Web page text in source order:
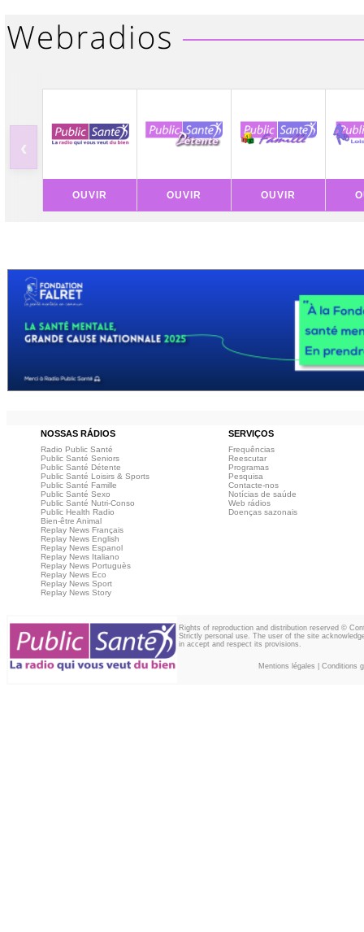
‹
OUVIR OUVIR OUVIR
NOSSAS RÁDIOS SERVIÇOS
Radio Public Santé
Public Santé Seniors
Public Santé Détente
Public Santé Loisirs & Sports
Public Santé Famille
Public Santé Sexo
Public Santé Nutri-Conso
Public Health Radio
Bien-être Animal
Replay News Français
Replay News English
Replay News Espanol
Replay News Italiano
Replay News Portuguès
Replay News Eco
Replay News Sport
Replay News Story
Frequências
Reescutar
Programas
Pesquisa
Contacte-nos
Notícias de saúde
Web rádios
Doenças sazonais
Rights of reproduction and distribution reserved ©
Strictly personal use. The user of the site
in accept and respect its provisions.
Mentions légales Conditions